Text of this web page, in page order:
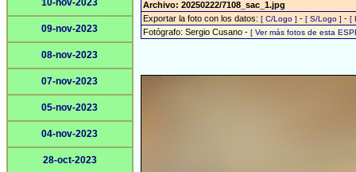
10-nov-2023
09-nov-2023
08-nov-2023
07-nov-2023
05-nov-2023
04-nov-2023
28-oct-2023
Archivo: 20250222/7108_sac_1.jpg
Exportar la foto con los datos: [ C/Logo ] - [ S/Logo ] - [
Fotógrafo: Sergio Cusano - [ Ver más fotos de esta